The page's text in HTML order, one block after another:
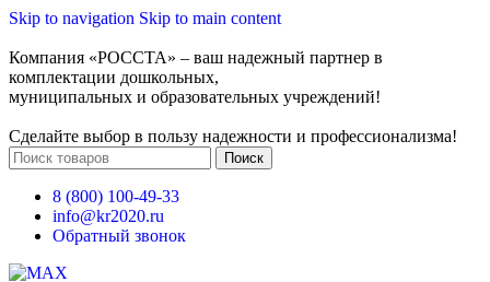
Skip to navigation Skip to main content
Компания «РОССТА» – ваш надежный партнер в
комплектации дошкольных,
муниципальных и образовательных учреждений!
Сделайте выбор в пользу надежности и профессионализма!
Поиск
8 (800) 100-49-33
info@kr2020.ru
Обратный звонок